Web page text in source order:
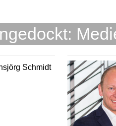
Schmidt